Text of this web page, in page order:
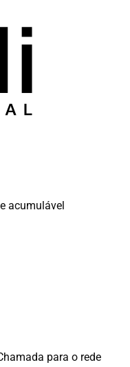
acumulável
para o rede